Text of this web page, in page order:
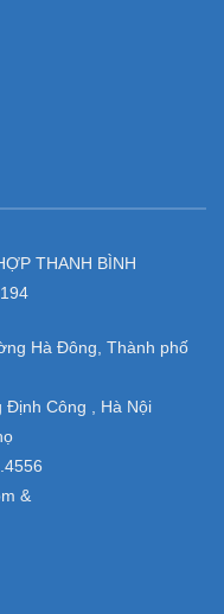
THANH BÌNH
Hà Đông, Thành phố
Định Công , Hà Nội
&